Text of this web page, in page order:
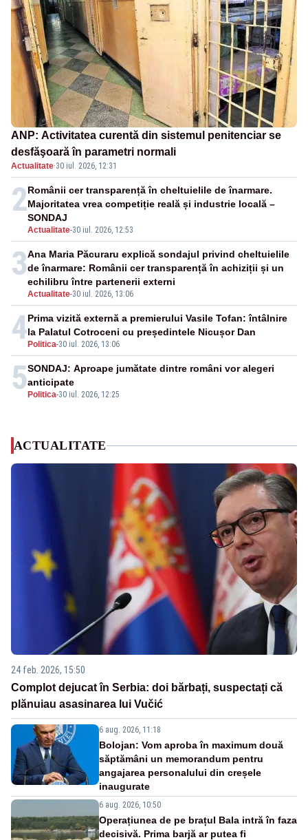
ANP: Activitatea curentă din sistemul penitenciar se
desfăşoară în parametri normali
Actualitate·30 iul. 2026, 12:31
2
Actualitate-30 iul. 2026, 12:53
Românii cer transparență în cheltuielile de înarmare.
Majoritatea vrea competiție reală și industrie locală –
SONDAJ
3
Actualitate-30 iul. 2026, 13:06
Ana Maria Păcuraru explică sondajul privind cheltuielile
de înarmare: Românii cer transparență în achiziții și un
echilibru între partenerii externi
4 Politica-30 iul. 2026, 13:06
Prima vizită externă a premierului Vasile Tofan: întâlnire
la Palatul Cotroceni cu președintele Nicușor Dan
5 Politica-30 iul. 2026, 12:25
SONDAJ: Aproape jumătate dintre români vor alegeri
anticipate
ACTUALITATE
24 feb. 2026, 15:50
Complot dejucat în Serbia: doi bărbați, suspectați că
plănuiau asasinarea lui Vučić
6 aug. 2026, 11:18
Bolojan: Vom aproba în maximum două
săptămâni un memorandum pentru
angajarea personalului din creșele
inaugurate
6 aug. 2026, 10:50
Operațiunea de pe brațul Bala intră în faza
decisivă. Prima barjă ar putea fi